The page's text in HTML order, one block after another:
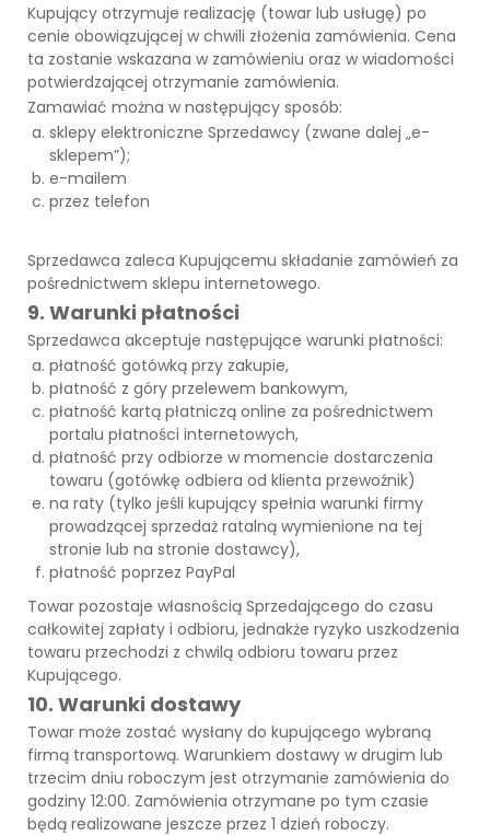
Kupujący otrzymuje realizację (towar lub usługę) po
cenie obowiązującej w chwili złożenia zamówienia. Cena
ta zostanie wskazana w zamówieniu oraz w wiadomości
potwierdzającej otrzymanie zamówienia.
Zamawiać można w następujący sposób:
sklepy elektroniczne Sprzedawcy (zwane dalej „e-
sklepem”);
e-mailem
przez telefon
Sprzedawca zaleca Kupującemu składanie zamówień za
pośrednictwem sklepu internetowego.
9. Warunki płatności
Sprzedawca akceptuje następujące warunki płatności:
płatność gotówką przy zakupie,
płatność z góry przelewem bankowym,
płatność kartą płatniczą online za pośrednictwem
portalu płatności internetowych,
płatność przy odbiorze w momencie dostarczenia
towaru (gotówkę odbiera od klienta przewoźnik)
na raty (tylko jeśli kupujący spełnia warunki firmy
prowadzącej sprzedaż ratalną wymienione na tej
stronie lub na stronie dostawcy),
płatność poprzez PayPal
Towar pozostaje własnością Sprzedającego do czasu
całkowitej zapłaty i odbioru, jednakże ryzyko uszkodzenia
towaru przechodzi z chwilą odbioru towaru przez
Kupującego.
10. Warunki dostawy
Towar może zostać wysłany do kupującego wybraną
firmą transportową. Warunkiem dostawy w drugim lub
trzecim dniu roboczym jest otrzymanie zamówienia do
godziny 12:00. Zamówienia otrzymane po tym czasie
będą realizowane jeszcze przez 1 dzień roboczy.